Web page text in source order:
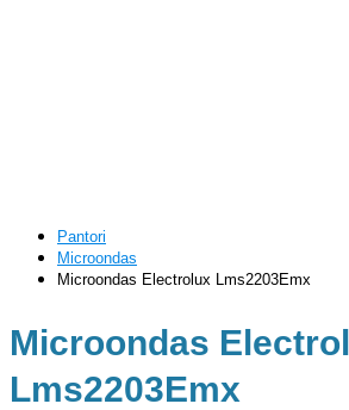
Pantori
Microondas
Microondas Electrolux Lms2203Emx
Microondas
Lms2203Emx